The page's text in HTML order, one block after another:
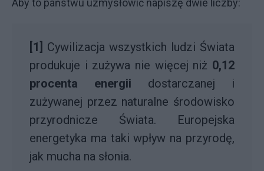
Aby to państwu uzmysłowić napiszę dwie liczby:
[1] Cywilizacja wszystkich ludzi Świata
produkuje i zużywa nie więcej niż 0,12
procenta energii dostarczanej i
zużywanej przez naturalne środowisko
przyrodnicze Świata. Europejska
energetyka ma taki wpływ na przyrodę,
jak mucha na słonia.